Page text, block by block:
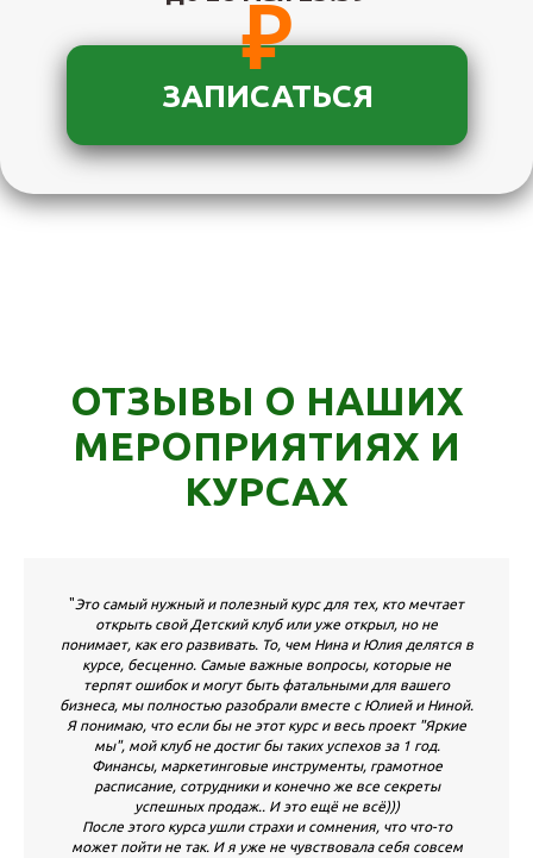
" Это самый нужный и полезный курс для тех, кто мечтает
открыть свой Детский клуб или уже открыл, но не
понимает, как его развивать. То, чем Нина и Юлия делятся в
курсе, бесценно. Самые важные вопросы, которые не
терпят ошибок и могут быть фатальными для вашего
бизнеса, мы полностью разобрали вместе с Юлией и Ниной.
Я понимаю, что если бы не этот курс и весь проект "Яркие
мы", мой клуб не достиг бы таких успехов за 1 год.
Финансы, маркетинговые инструменты, грамотное
расписание, сотрудники и конечно же все секреты
успешных продаж.. И это ещё не всё)))
После этого курса ушли страхи и сомнения, что что-то
может пойти не так. И я уже не чувствовала себя совсем